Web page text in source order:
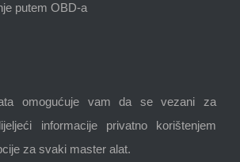
putem OBD-a
omogućuje vam da se vezani za
informacije privatno korištenjem
za svaki master alat.